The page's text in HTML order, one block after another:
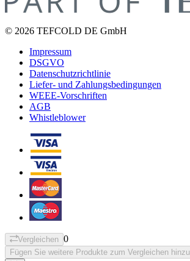
© 2026 TEFCOLD DE GmbH
Impressum
DSGVO
Datenschutzrichtlinie
Liefer- und Zahlungsbedingungen
WEEE-Vorschriften
AGB
Whistleblower
Vergleichen 0
Fügen Sie weitere Produkte zum Vergleichen hinzu